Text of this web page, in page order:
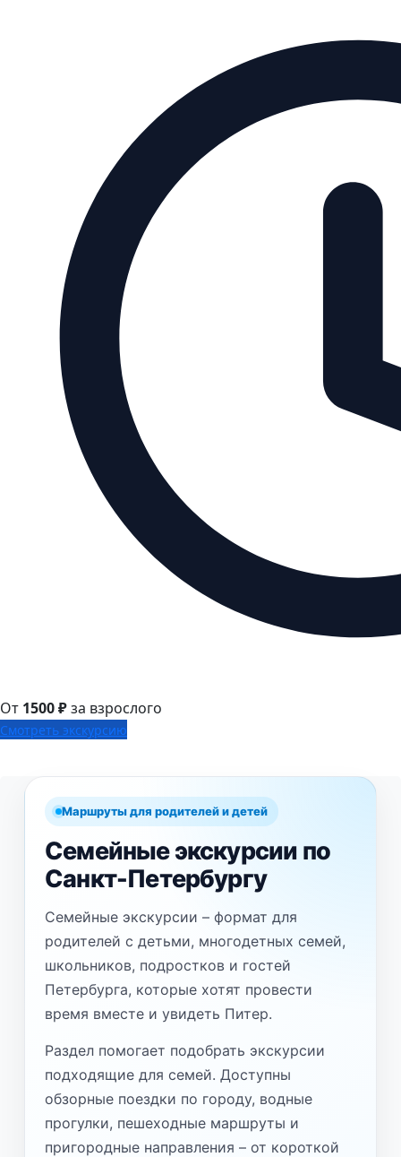
От 1500 ₽за взрослого
Смотреть экскурсию
Маршруты для родителей и детей
Семейные экскурсии по
Санкт-Петербургу
Семейные экскурсии – формат для
родителей с детьми, многодетных семей,
школьников, подростков и гостей
Петербурга, которые хотят провести
время вместе и увидеть Питер.
Раздел помогает подобрать экскурсии
подходящие для семей. Доступны
обзорные поездки по городу, водные
прогулки, пешеходные маршруты и
пригородные направления – от короткой